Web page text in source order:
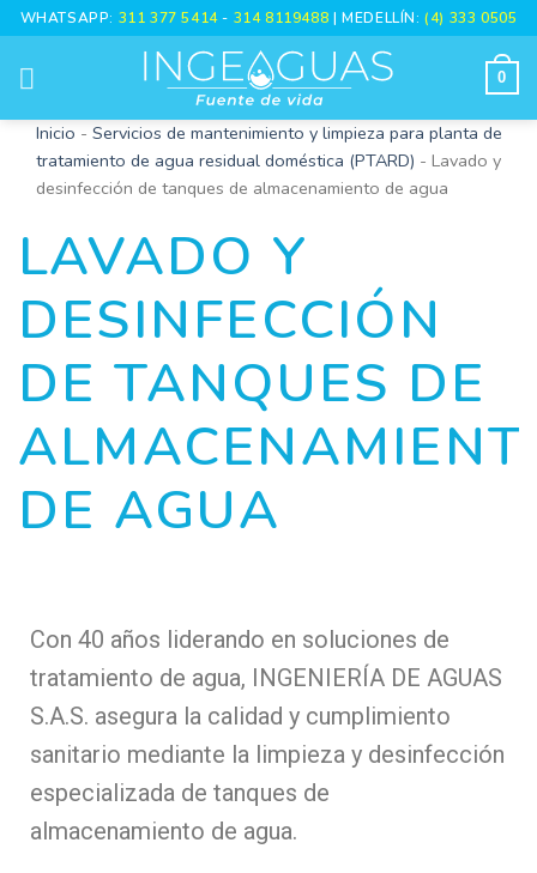
WHATSAPP: 311 377 5414- 314 8119488 | MEDELLÍN:(4) 333 0505
0
Inicio - Servicios de mantenimiento y limpieza para planta de
tratamiento de agua residual doméstica (PTARD) - Lavado y
desinfección de tanques de almacenamiento de agua
LAVADO Y
DESINFECCIÓN
DE TANQUES DE
DE AGUA
Con 40 años liderando en soluciones de
tratamiento de agua, INGENIERÍA DE AGUAS
S.A.S. asegura la calidad y cumplimiento
sanitario mediante la limpieza y desinfección
especializada de tanques de
almacenamiento de agua.